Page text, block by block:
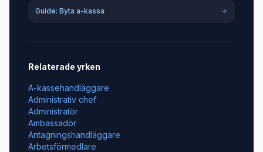
Guide: Byta a-kassa
Relaterade yrken
A-kassehandläggare
Administrativ chef
Administratör
Ambassadör
Antagningshandläggare
Arbetsförmedlare